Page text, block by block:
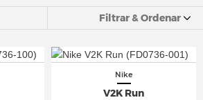
Filtrar & Ordenar
Nike
V2K Run